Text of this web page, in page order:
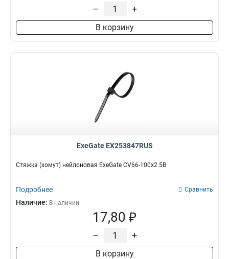
– +
В корзину
ExeGate EX253847RUS
Стяжка (хомут) нейлоновая ExeGate CV66-100x2.5B
Подробнее Сравнить
Наличие: В наличии
17,80 ₽
– +
В корзину